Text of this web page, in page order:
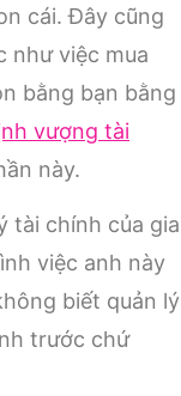
cái. Đây cũng
như việc mua
bằng bạn bằng
vượng tài
này.
tài chính của gia
việc anh này
biết quản lý
trước chứ